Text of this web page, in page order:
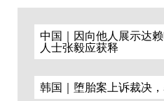
中国｜因向他人展示达
人士张毅应获释
韩国｜堕胎案上诉裁决